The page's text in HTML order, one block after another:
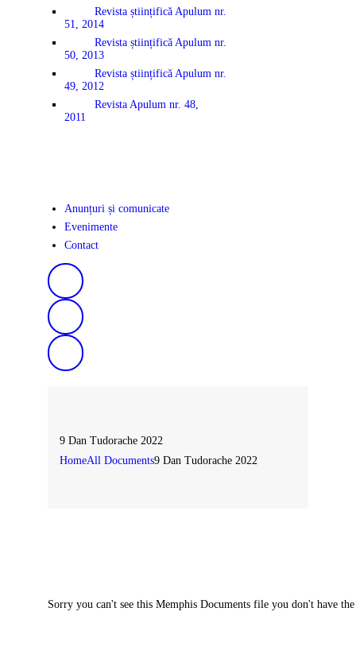
Revista științifică Apulum nr.
51, 2014
Revista științifică Apulum nr.
50, 2013
Revista științifică Apulum nr.
49, 2012
Revista Apulum nr. 48,
2011
Anunțuri și comunicate
Evenimente
Contact
9 Dan Tudorache 2022
HomeAll Documents9 Dan Tudorache 2022
Sorry you can't see this Memphis Documents file you don't have